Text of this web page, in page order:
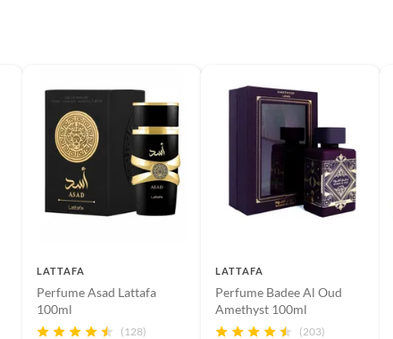
15 dias por defecto de fabricación
NSOC37578-25CO
Hombre
LATTAFA
Perfume Asad Lattafa
100ml
(128)
LATTAFA
Perfume Badee Al Oud
Amethyst 100ml
(203)